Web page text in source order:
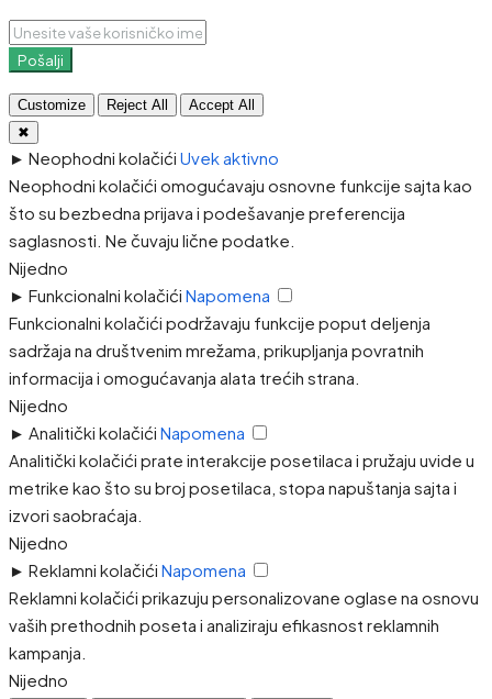
Pošalji
Customize Reject All
Accept All
✖
► Neophodni kolačići Uvek aktivno
Neophodni kolačići omogućavaju osnovne funkcije sajta kao
što su bezbedna prijava i podešavanje preferencija
saglasnosti. Ne čuvaju lične podatke.
Nijedno
► Funkcionalni kolačići Napomena
Funkcionalni kolačići podržavaju funkcije poput deljenja
sadržaja na društvenim mrežama, prikupljanja povratnih
informacija i omogućavanja alata trećih strana.
Nijedno
► Analitički kolačići Napomena
Analitički kolačići prate interakcije posetilaca i pružaju uvide u
metrike kao što su broj posetilaca, stopa napuštanja sajta i
izvori saobraćaja.
Nijedno
► Reklamni kolačići Napomena
Reklamni kolačići prikazuju personalizovane oglase na osnovu
vaših prethodnih poseta i analiziraju efikasnost reklamnih
kampanja.
Nijedno